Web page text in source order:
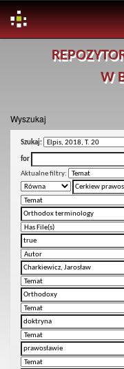
W
Wyszukaj
Szukaj:
for
Aktualne filtry: